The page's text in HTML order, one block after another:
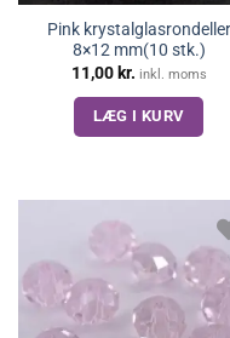
Pink krystalglasrondeller
8×12 mm(10 stk.)
11,00 kr. inkl. moms
LÆG I KURV